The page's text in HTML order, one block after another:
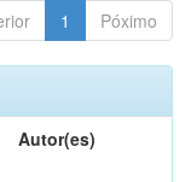
1 Póximo
Autor(es)